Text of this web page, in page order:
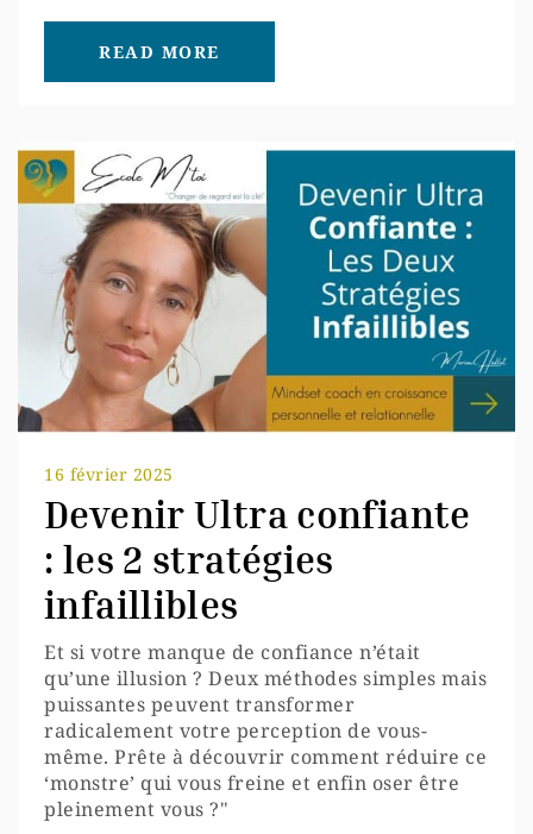
READ MORE
16 février 2025
Devenir Ultra confiante
: les 2 stratégies
infaillibles
Et si votre manque de confiance n’était
qu’une illusion ? Deux méthodes simples mais
puissantes peuvent transformer
radicalement votre perception de vous-
même. Prête à découvrir comment réduire ce
‘monstre’ qui vous freine et enfin oser être
pleinement vous ?"